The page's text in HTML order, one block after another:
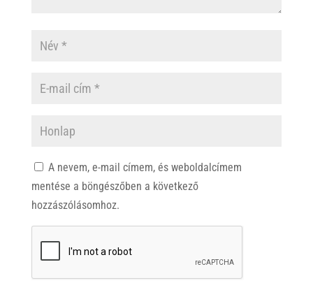
A nevem, e-mail címem, és weboldalcímem
mentése a böngészőben a következő
hozzászólásomhoz.